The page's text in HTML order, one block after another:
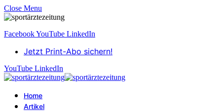
Close Menu
FacebookYouTube LinkedIn
Jetzt Print-Abo sichern!
YouTube LinkedIn
Home
Artikel